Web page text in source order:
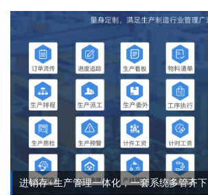
进销存+生产管理一体化，一套系统多管齐下